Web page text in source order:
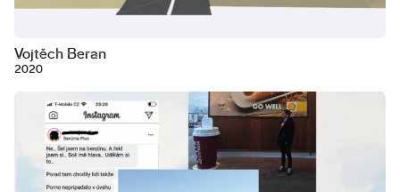
Vojtěch Beran
2020